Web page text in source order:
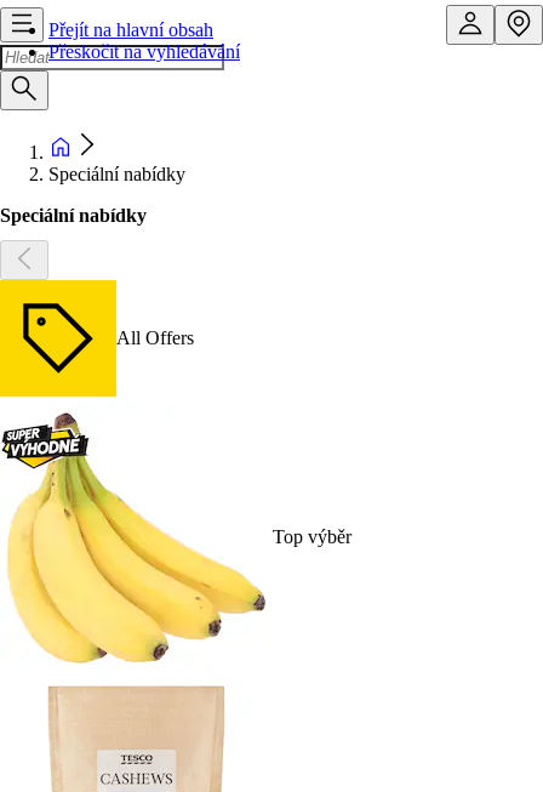
Přejít na hlavní obsah
Přeskočit na vyhledávání
Speciální nabídky
Speciální nabídky
All Offers
Top výběr